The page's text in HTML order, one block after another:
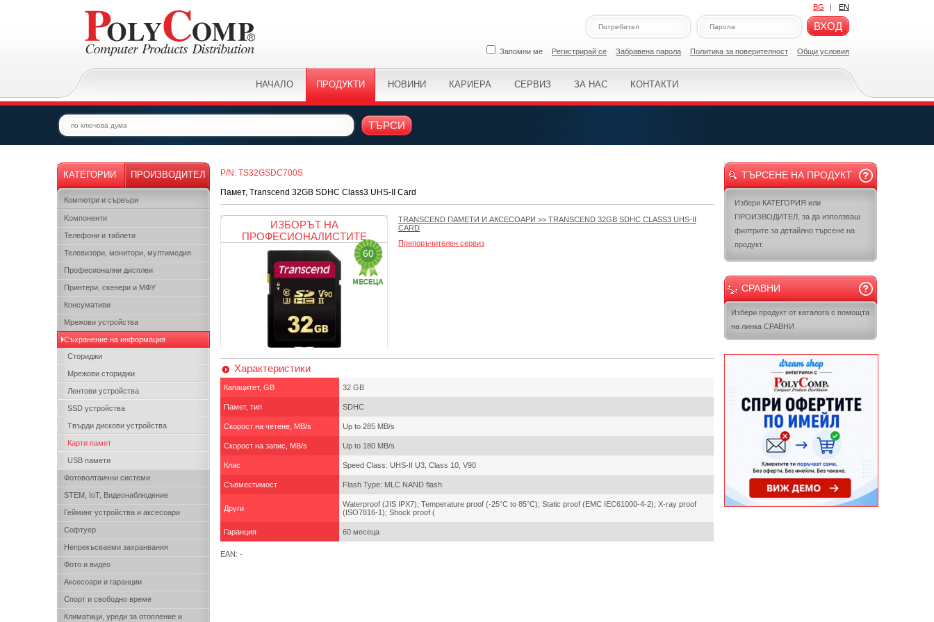
BG | EN
ВХОД
Запомни ме Регистрирай се Забравена парола Политикa за поверителност Общи условия
НАЧАЛО ПРОДУКТИ НОВИНИ КАРИЕРА СЕРВИЗ ЗА НАС КОНТАКТИ
ТЪРСИ
КАТЕГОРИИ ПРОИЗВОДИТЕЛ
Компютри и сървъри
Kомпоненти
Телефони и таблети
Телевизори, монитори, мултимедия
Професионални дисплеи
Принтери, скенери и МФУ
Консумативи
Мрежови устройства
Съхранение на информация
Сториджи
Мрежови сториджи
Лентови устройства
SSD устройства
Твърди дискови устройства
Карти памет
USB памети
Фотоволтаични системи
STEM, IoT, Видеонаблюдение
Гейминг устройства и аксесоари
Софтуер
Непрекъсваеми захранвания
Фото и видео
Аксесоари и гаранции
Спорт и свободно време
Климатици, уреди за отопление и
P/N: TS32GSDC700S
Памет, Transcend 32GB SDHC Class3 UHS-II Card
ИЗБОРЪТ НА
ПРОФЕСИОНАЛИСТИТЕ
60
TRANSCEND ПАМЕТИ И АКСЕСОАРИ >> TRANSCEND 32GB SDHC CLASS3 UHS-II
CARD
Препоръчителен сервиз
Характеристики
Капацитет, GB 32 GB
Памет, тип SDHC
Скорост на четене, MB/s Up to 285 MB/s
Скорост на запис, MB/s Up to 180 MB/s
Клас Speed Class: UHS-II U3, Class 10, V90
Съвместимост Flash Type: MLC NAND flash
Други
Waterproof (JIS IPX7); Temperature proof (-25°C to 85°C); Static proof (EMC IEC61000-4-2); X-ray proof
(ISO7816-1); Shock proof (
Гаранция 60 месеца
EAN: -
ТЪРСЕНЕ НА ПРОДУКТ
Избери КАТЕГОРИЯ или
ПРОИЗВОДИТЕЛ, за да използваш
филтрите за детайлно търсене на
продукт.
СРАВНИ
Избери продукт от каталога с помощта
на линка СРАВНИ